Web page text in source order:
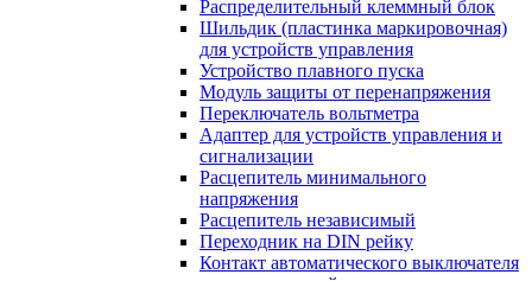
Распределительный клеммный блок
Шильдик (пластинка маркировочная)
для устройств управления
Устройство плавного пуска
Модуль защиты от перенапряжения
Переключатель вольтметра
Адаптер для устройств управления и
сигнализации
Расцепитель минимального
напряжения
Расцепитель независимый
Переходник на DIN рейку
Контакт автоматического выключателя